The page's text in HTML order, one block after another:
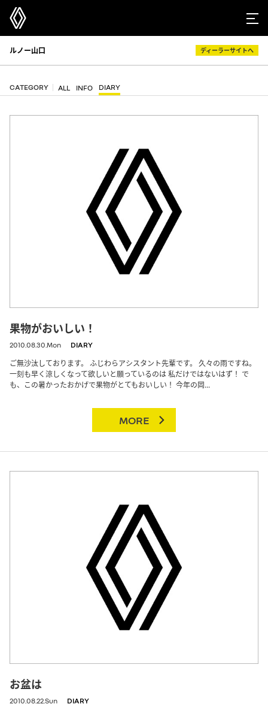
ルノー山口 ディーラーサイトへ
CATEGORY ALL INFO DIARY
果物がおいしい！
2010.08.30.Mon DIARY
ご無沙汰しております。 ふじわらアシスタント先輩です。 久々の雨ですね。
一刻も早く涼しくなって欲しいと願っているのは 私だけではないはず！ で
も、この暑かったおかげで果物がとてもおいしい！ 今年の岡...
MORE
お盆は
2010.08.22.Sun DIARY